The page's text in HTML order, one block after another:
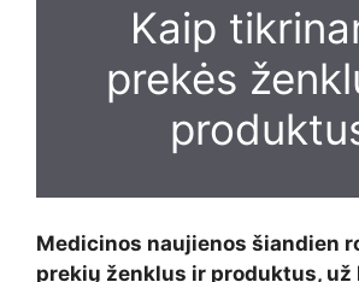
Kaip
prekės
Medicinos naujienos šiandien
prekių ženklus ir produktus, už